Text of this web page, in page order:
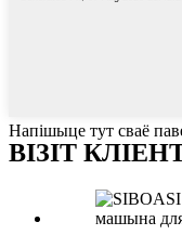
Напішыце тут сваё
ВІЗІТ